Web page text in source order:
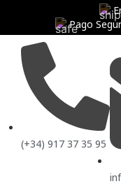
Pago
(+34) 917 37 35 95